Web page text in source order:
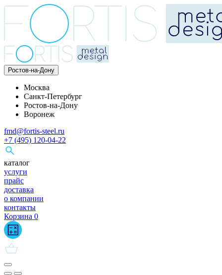
Ростов-на-Дону
Москва
Санкт-Петербург
Ростов-на-Дону
Воронеж
fmd@fortis-steel.ru
+7 (495) 120-04-22
каталог
услуги
прайс
доставка
о компании
контакты
Корзина 0